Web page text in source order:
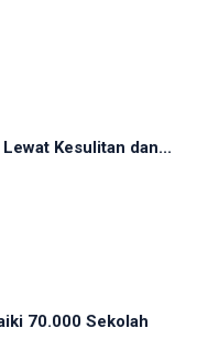
Kesulitan dan...
70.000 Sekolah